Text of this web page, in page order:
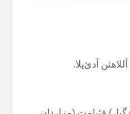
آدئ‌یلا.